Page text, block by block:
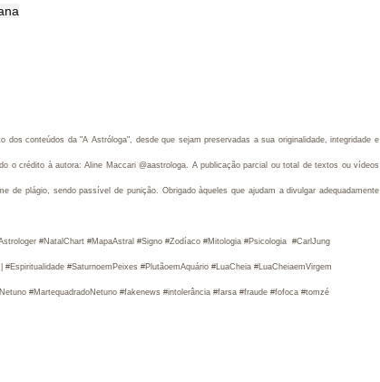
dos conteúdos da "A Astróloga", desde que sejam preservadas a sua originalidade, integridade e
o crédito à autora: Aline Maccari @aastrologa. A publicação parcial ou total de textos ou vídeos
de plágio, sendo passível de punição. Obrigado àqueles que ajudam a divulgar adequadamente
#NatalChart #MapaAstral #Signo #Zodíaco #Mitologia #Psicologia  #CarlJung
#Espiritualidade #SaturnoemPeixes #PlutãoemAquário #LuaCheia #LuaCheiaemVirgem
#MartequadradoNetuno #fakenews #intolerância #farsa #fraude #fofoca #tomzé